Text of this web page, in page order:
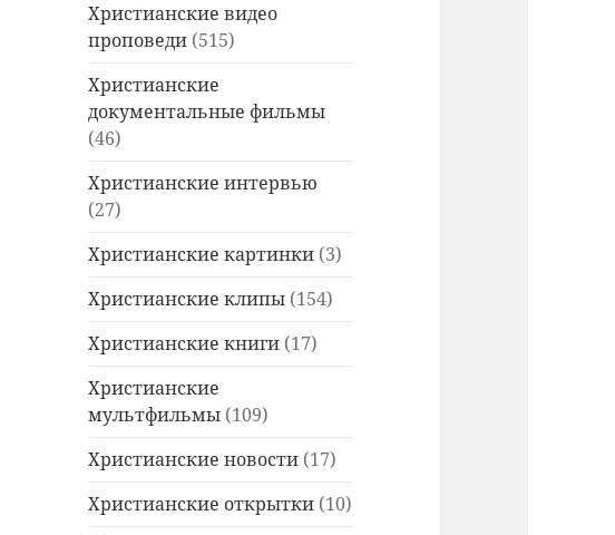
Христианские видео
проповеди (515)
Христианские
документальные фильмы
(46)
Христианские интервью
(27)
Христианские картинки (3)
Христианские клипы (154)
Христианские книги (17)
Христианские
мультфильмы (109)
Христианские новости (17)
Христианские открытки (10)